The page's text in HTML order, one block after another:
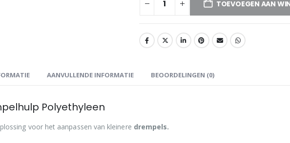
TOEVOEGEN AAN
AANVULLENDE INFORMATIE BEOORDELINGEN (0)
Polyethyleen
voor het aanpassen van kleinere drempels.